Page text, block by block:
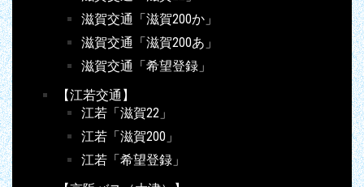
滋賀交通「滋賀200か」
滋賀交通「滋賀200あ」
滋賀交通「希望登録」
【江若交通】
江若「滋賀22」
江若「滋賀200」
江若「希望登録」